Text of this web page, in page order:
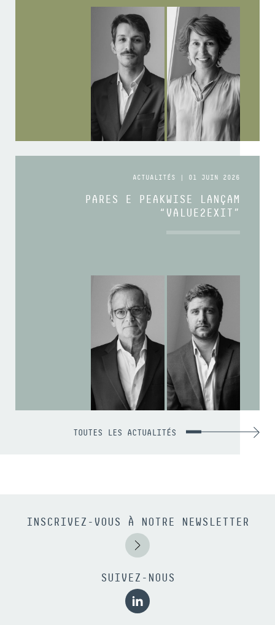
ACTUALITÉS | 01 JUIN 2026
PARES E PEAKWISE LANÇAM
“VALUE2EXIT”
TOUTES LES ACTUALITÉS
INSCRIVEZ-VOUS À NOTRE NEWSLETTER
SUIVEZ-NOUS